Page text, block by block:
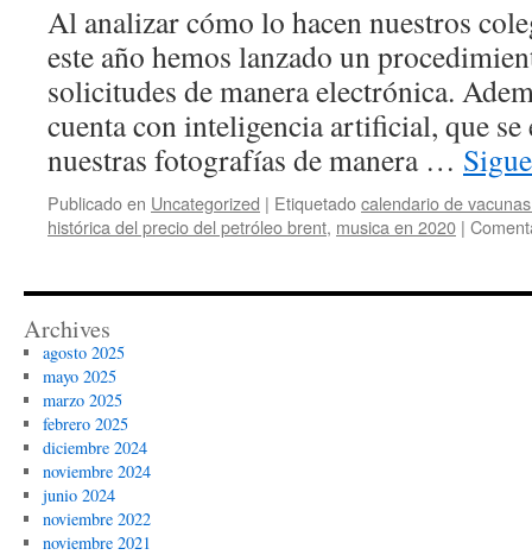
Al analizar cómo lo hacen nuestros
este año hemos lanzado un
solicitudes de manera electrónica.
cuenta con inteligencia artificial, que se
nuestras fotografías de manera …
Publicado en Uncategorized | Etiquetadocalendario de
histórica del precio del petróleo brent, musica en 2020 |
Archives
agosto 2025
mayo 2025
marzo 2025
febrero 2025
diciembre 2024
noviembre 2024
junio 2024
noviembre 2022
noviembre 2021